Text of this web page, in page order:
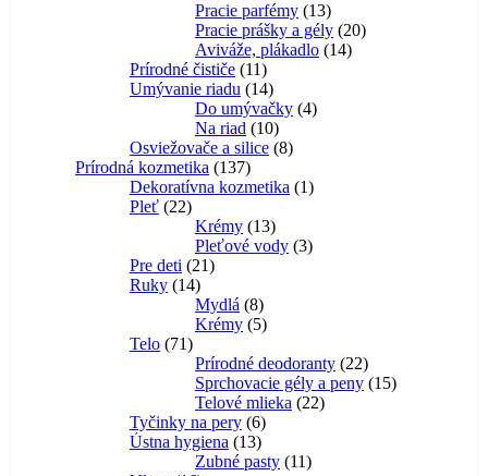
produktov
Pracie parfémy 1313
produktov
Pracie prášky a gély 2020
Aviváže, plákadlo 1414
Prírodné čističe 1111
produktov
Umývanie riadu 1414
produktov
Do umývačky 44
Na riad 1010
produktov
Osviežovače a silice 88
Prírodná kozmetika 137137
produktov
Dekoratívna kozmetika 11
Pleť 2222
produktov
Krémy 1313
produktov
Pleťové vody 33
Pre deti 2121
Ruky 1414
produktov
Mydlá 88
produktov
Krémy 55
Telo 7171
produktov
Prírodné deodoranty 2222
produktov
Sprchovacie gély a peny 1515
Telové mlieka 2222
Tyčinky na pery 66
produktov
Ústna hygiena 1313
produktov
Zubné pasty 1111